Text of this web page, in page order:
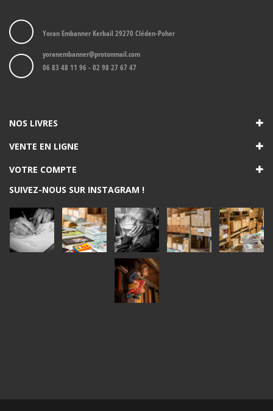
Yoran Embanner Kerbail 29270 Cléden-Poher
yoranembanner@protonmail.com
06 83 48 11 96 - 02 98 27 67 47
NOS LIVRES
VENTE EN LIGNE
VOTRE COMPTE
SUIVEZ-NOUS SUR INSTAGRAM !